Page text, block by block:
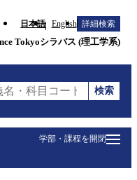
日本語 English 詳細検索
Tokyoシラバス (理工学系)
・科目コード・担当教員
検索
学部・課程を開閉